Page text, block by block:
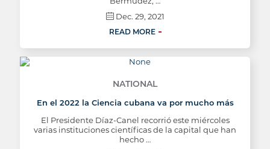
Dec. 29, 2021
READ MORE
NATIONAL
En el 2022 la Ciencia cubana va por mucho más
El Presidente Díaz-Canel recorrió este miércoles
varias instituciones científicas de la capital que han
hecho …